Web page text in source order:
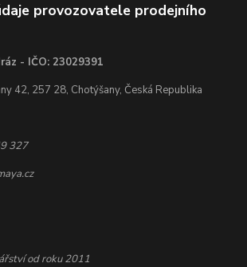
provozovatele prodejního
- IČO: 23029391
42, 257 28, Chotýšany, Česká Republika
327
od roku 2011